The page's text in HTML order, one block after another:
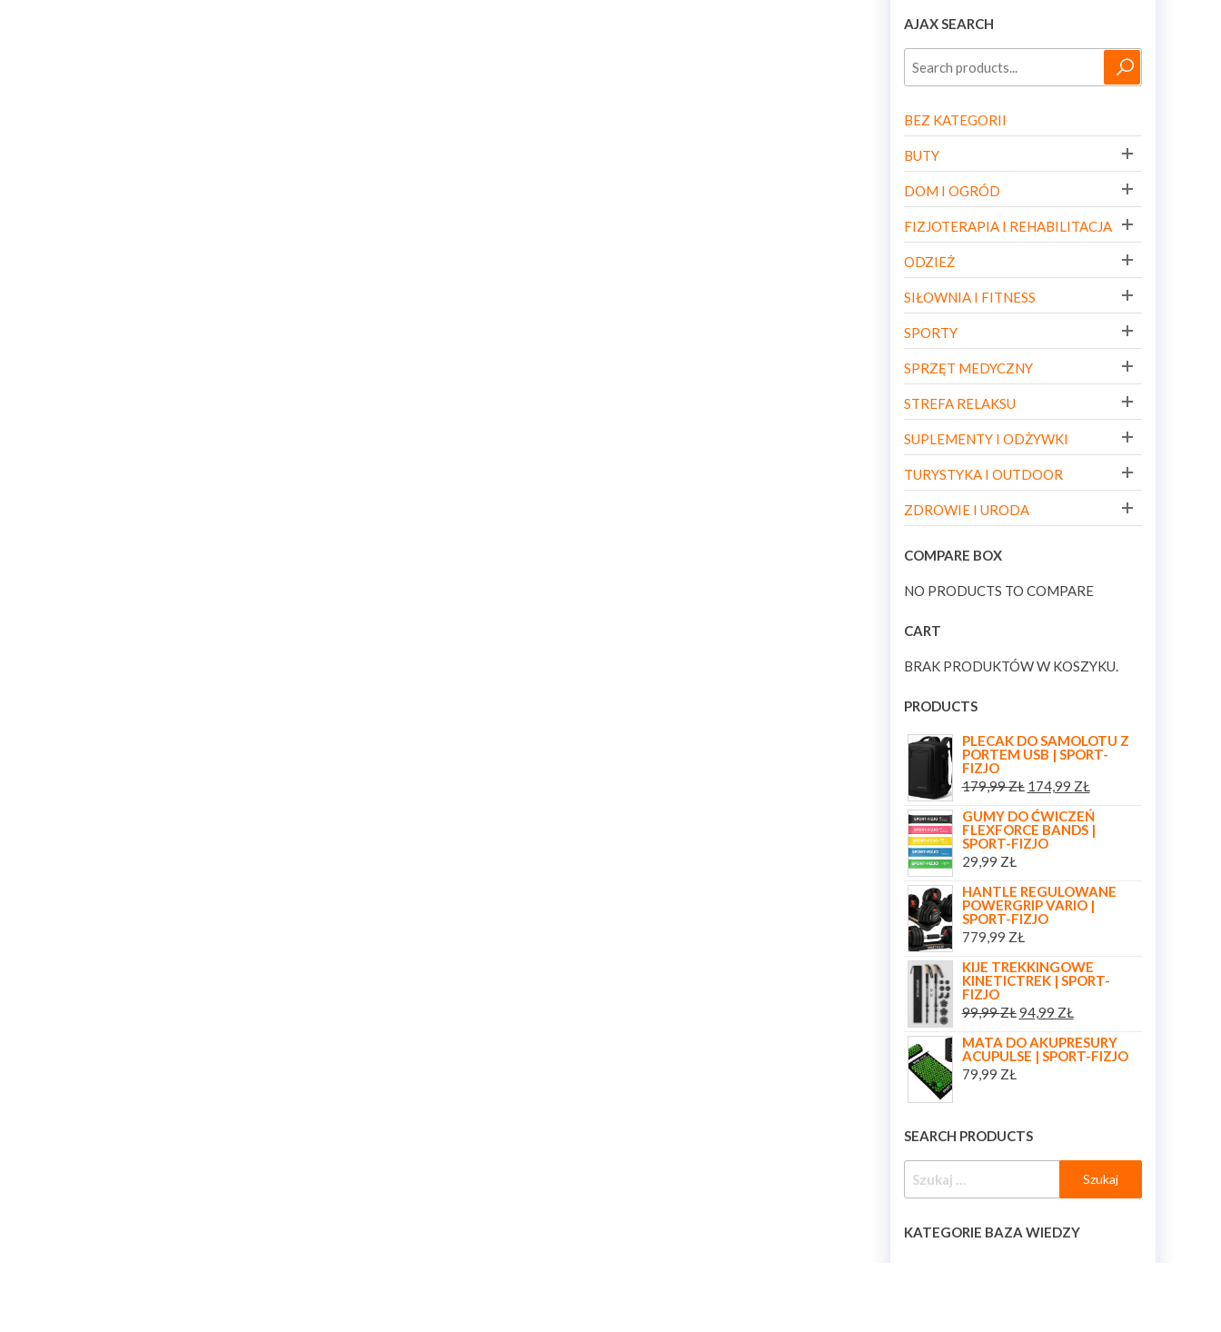
AJAX SEARCH
BEZ KATEGORII
BUTY
DOM I OGRÓD
FIZJOTERAPIA I REHABILITACJA
ODZIEŻ
SIŁOWNIA I FITNESS
SPORTY
SPRZĘT MEDYCZNY
STREFA RELAKSU
SUPLEMENTY I ODŻYWKI
TURYSTYKA I OUTDOOR
ZDROWIE I URODA
COMPARE BOX
NO PRODUCTS TO COMPARE
CART
BRAK PRODUKTÓW W KOSZYKU.
PRODUCTS
PLECAK DO SAMOLOTU Z
PORTEM USB | SPORT-
FIZJO
179,99ZŁ 174,99 ZŁ
GUMY DO ĆWICZEŃ
FLEXFORCE BANDS |
SPORT-FIZJO
29,99 ZŁ
HANTLE REGULOWANE
POWERGRIP VARIO |
SPORT-FIZJO
779,99 ZŁ
KIJE TREKKINGOWE
KINETICTREK | SPORT-
FIZJO
99,99ZŁ94,99 ZŁ
MATA DO AKUPRESURY
ACUPULSE | SPORT-FIZJO
79,99 ZŁ
SEARCH PRODUCTS
KATEGORIE BAZA WIEDZY